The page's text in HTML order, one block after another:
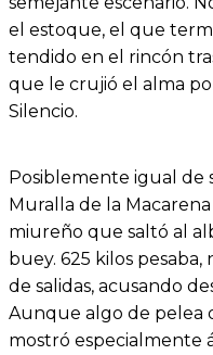
el estoque, el que
tendido en el rincón
que le crujió el alma por
Silencio.
Posiblemente igual de
Muralla de la
miureño que saltó al
buey. 625 kilos
de salidas, acusando
Aunque algo de pelea
mostró especialmente